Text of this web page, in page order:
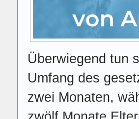
Überwiegend tun
Umfang des
zwei Monaten,